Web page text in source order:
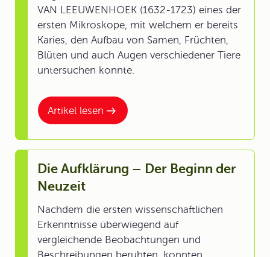
Artikel lesen
VAN LEEUWENHOEK (1632-1723) eines der
ersten Mikroskope, mit welchem er bereits
Karies, den Aufbau von Samen, Früchten,
Blüten und auch Augen verschiedener Tiere
untersuchen konnte.
Die Aufklärung – Der Beginn der
Neuzeit
Nachdem die ersten wissenschaftlichen
Erkenntnisse überwiegend auf
vergleichende Beobachtungen und